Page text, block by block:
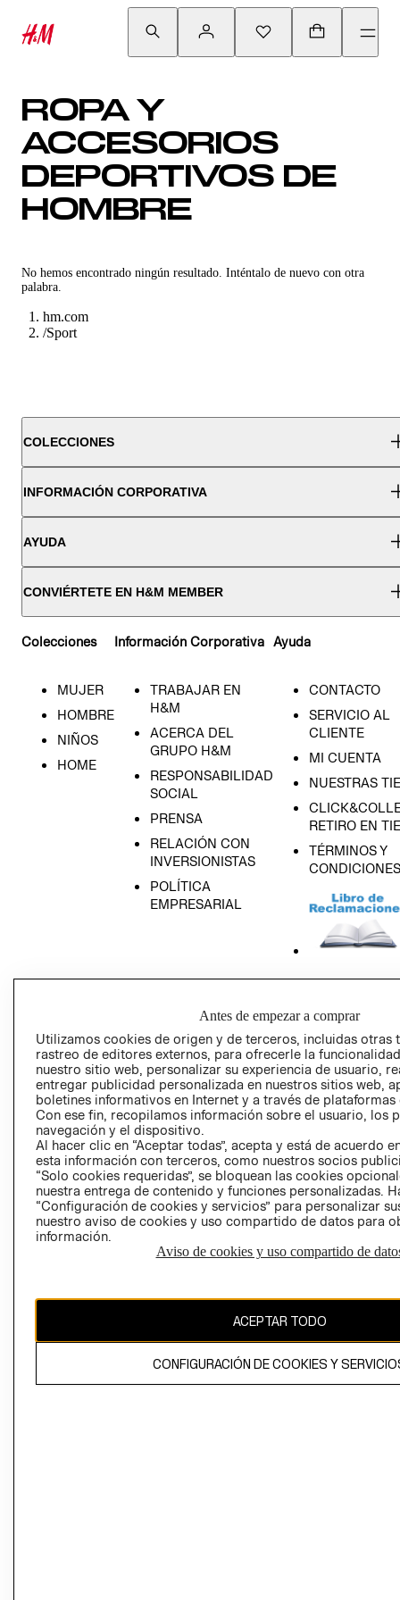
ROPA Y
ACCESORIOS
DEPORTIVOS DE
HOMBRE
No hemos encontrado ningún resultado. Inténtalo de nuevo con otra
palabra.
hm.com
/Sport
COLECCIONES
INFORMACIÓN CORPORATIVA
AYUDA
CONVIÉRTETE EN H&M MEMBER
Colecciones
MUJER
HOMBRE
NIÑOS
HOME
Información Corporativa
TRABAJAR EN
H&M
ACERCA DEL
GRUPO H&M
RESPONSABILIDAD
SOCIAL
PRENSA
RELACIÓN CON
INVERSIONISTAS
POLÍTICA
EMPRESARIAL
Ayuda
CONTACTO
SERVICIO AL
CLIENTE
MI CUENTA
NUESTRAS
RETIRO EN
TÉRMINOS Y
CONDICIONES
GIFT CARD
AVISO DE
Perú (S/)
CAMBIAR REGIÓN
Antes de empezar a comprar
Utilizamos cookies de origen y de terceros, incluidas otras
rastreo de editores externos, para ofrecerle la
nuestro sitio web, personalizar su experiencia de usuario,
entregar publicidad personalizada en nuestros sitios web,
boletines informativos en Internet y a través de plataformas
Con ese fin, recopilamos información sobre el usuario, los
navegación y el dispositivo.
Al hacer clic en “Aceptar todas”, acepta y está de acuerdo
esta información con terceros, como nuestros socios
“Solo cookies requeridas”, se bloquean las cookies
nuestra entrega de contenido y funciones personalizadas.
“Configuración de cookies y servicios” para personalizar
nuestro aviso de cookies y uso compartido de datos para
información.
Aviso de cookies y uso compartido de
ACEPTAR TODO
CONFIGURACIÓN DE COOKIES Y